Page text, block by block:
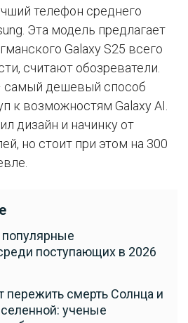
телефон среднего
Эта модель предлагает
Galaxy S25 всего
считают обозреватели.
самый дешевый способ
к возможностям Galaxy AI.
дизайн и начинку от
но стоит при этом на 300
поступающих в 2026
пережить смерть Солнца и
ученые